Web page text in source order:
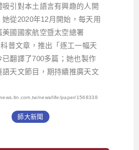
引對本土語言有興趣的人開
從2020年12月開始，每天用
美國國家航空暨太空總署
科普文章，推出「逐工一幅天
已翻譯了700多篇；她也製作
語天文節目，期持續推廣天文
news/life/paper/1568338
師大新聞